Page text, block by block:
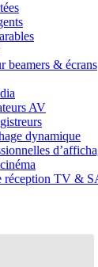
beamers & écrans
AV
dynamique
réception TV &